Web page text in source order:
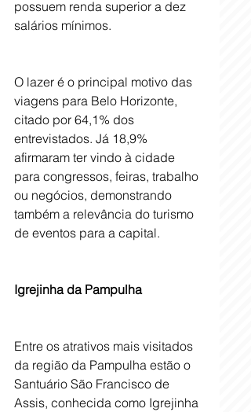
possuem renda superior a dez
salários mínimos.
O lazer é o principal motivo das
viagens para Belo Horizonte,
citado por 64,1% dos
entrevistados. Já 18,9%
afirmaram ter vindo à cidade
para congressos, feiras, trabalho
ou negócios, demonstrando
também a relevância do turismo
de eventos para a capital.
Igrejinha da Pampulha
Entre os atrativos mais visitados
da região da Pampulha estão o
Santuário São Francisco de
Assis, conhecida como Igrejinha